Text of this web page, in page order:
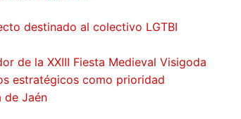
destinado al colectivo LGTBI
de la XXIII Fiesta Medieval Visigoda
estratégicos como prioridad
de Jaén